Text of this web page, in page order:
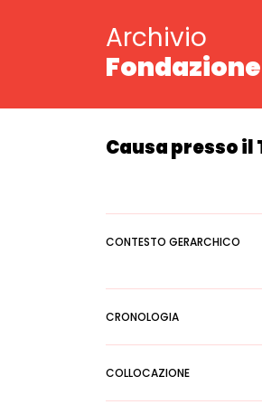
Archivio
Causa presso il
CONTESTO GERARCHICO
CRONOLOGIA
COLLOCAZIONE